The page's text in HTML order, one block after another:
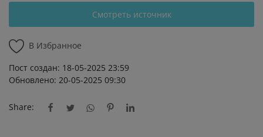
Смотреть источник
В Избранное
Пост создан: 18-05-2025 23:59
Обновлено: 20-05-2025 09:30
Share: